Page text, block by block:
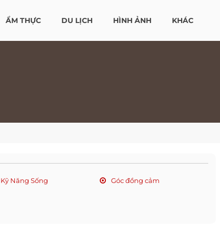
ẨM THỰC DU LỊCH HÌNH ẢNH KHÁC
Kỹ Năng Sống
Góc đồng cảm